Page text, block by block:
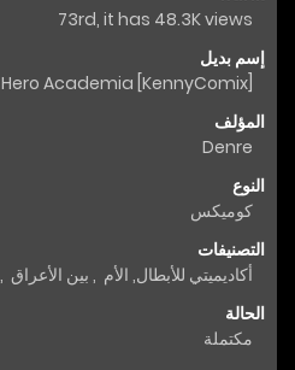
73rd, it has 48.3K views
إسم بديل
Academia [KennyComix]
المؤلف
Denre
النوع
كوميكس
التصنيفات
أكاديميتي للأبطال, الأم , بين الأعراق ,
الحالة
مكتملة